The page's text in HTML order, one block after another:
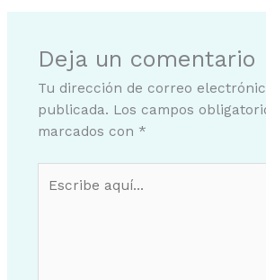
Deja un comentario
Tu dirección de correo
publicada. Los campos
marcados con *
aquí...